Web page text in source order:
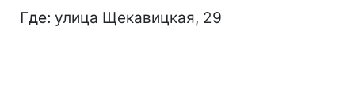
Где: улица Щекавицкая, 29